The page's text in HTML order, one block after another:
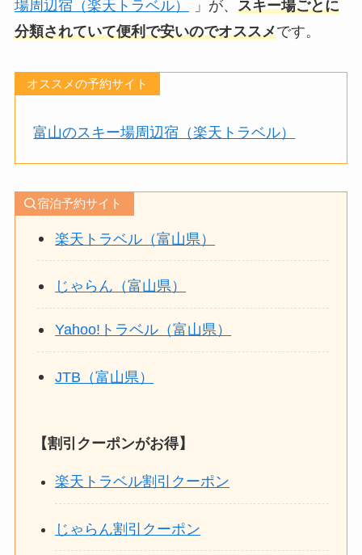
場周辺宿（楽天トラベル） 」が、 スキー場ごとに
分類されていて便利で安いのでオススメです。
オススメの予約サイト
富山のスキー場周辺宿（楽天トラベル）
宿泊予約サイト
楽天トラベル（富山県）
じゃらん（富山県）
Yahoo!トラベル（富山県）
JTB（富山県）
【割引クーポンがお得】
楽天トラベル割引クーポン
じゃらん割引クーポン